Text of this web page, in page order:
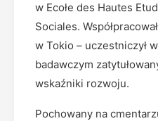
w Ecołe des Hautes
Sociales.
w Tokio – uczestniczył
badawczym
wskaźniki rozwoju.
Pochowany na